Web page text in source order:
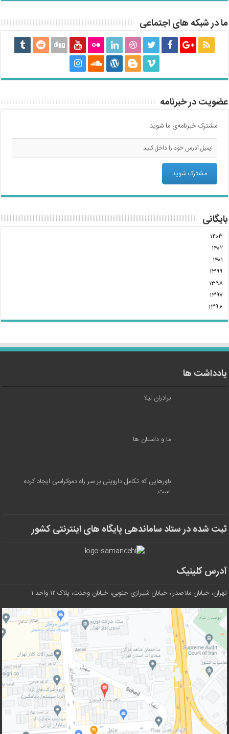
ما در شبکه های اجتماعی
عضویت در خبرنامه
مشترک خبرنامه‌ی ما شوید.
بایگانی
۱۴۰۳
۱۴۰۲
۱۴۰۱
۱۳۹۹
۱۳۹۸
۱۳۹۷
۱۳۹۶
یادداشت ها
برادران لیلا
ما و داستان ها
باورهایی که تکامل داروینی بر سر راه دموکراسی ایجاد کرده
است.
ثبت شده در ستاد ساماندهی پایگاه های اینترنتی کشور
آدرس کلینیک
تهران، خیابان ملاصدرا، خیابان شیرازی جنوبی، خیابان وحدت، پلاک ۱۲ واحد ۱